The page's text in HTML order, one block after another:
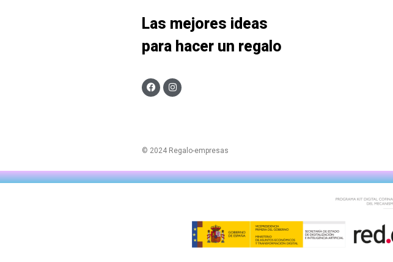
Las mejores ideas
para hacer un regalo
© 2024 Regalo-empresas